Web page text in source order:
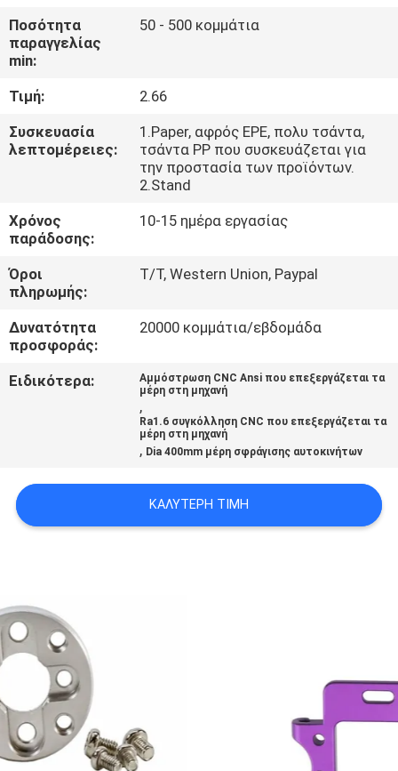
ΈΛΕΓΧΟΣ
ΠΟΙΌΤΗΤΑΣ
ΕΠΙΚΟΙΝΩΝΉΣΤΕ
ΜΑΖΊ
ΕΙΔΉΣΕΙΣ
ΖΗΤΉΣΤΕ
ΠΡΟΣΦΟΡΆ
ΧΆΡΤΗΣ
ΙΣΤΟΣΕΛΊΔΑΣ
ΠΟΛΙΤΙΚΉ
ΑΠΟΡΡΉΤΟΥ
Ποσότητα
παραγγελίας
min:
50 - 500 κομμάτια
Τιμή:
2.66
Συσκευασία
λεπτομέρειες:
1.Paper, αφρός EPE, πολυ τσάντα,
τσάντα PP που συσκευάζεται για
την προστασία των προϊόντων.
2.Stand
Χρόνος
παράδοσης:
10-15 ημέρα εργασίας
Όροι
πληρωμής:
T/T, Western Union, Paypal
Δυνατότητα
προσφοράς:
20000 κομμάτια/εβδομάδα
Ειδικότερα:
Αμμόστρωση CNC Ansi που επεξεργάζεται τα
μέρη στη μηχανή
,
Ra1.6 συγκόλληση CNC που επεξεργάζεται τα
μέρη στη μηχανή
, Dia 400mm μέρη σφράγισης αυτοκινήτων
ΚΑΛΎΤΕΡΗ ΤΙΜΉ